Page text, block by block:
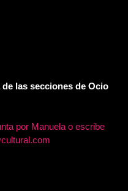
las secciones de Ocio
por Manuela o escribe